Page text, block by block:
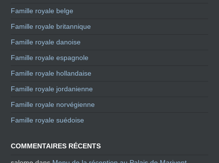
Famille royale belge
Famille royale britannique
Famille royale danoise
Famille royale espagnole
Famille royale hollandaise
Famille royale jordanienne
Famille royale norvégienne
Famille royale suédoise
COMMENTAIRES RÉCENTS